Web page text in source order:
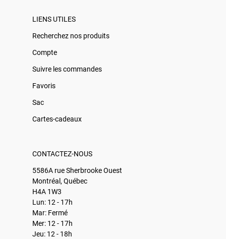
LIENS UTILES
Recherchez nos produits
Compte
Suivre les commandes
Favoris
Sac
Cartes-cadeaux
CONTACTEZ-NOUS
5586A rue Sherbrooke Ouest
Montréal, Québec
H4A 1W3
Lun: 12 - 17h
Mar: Fermé
Mer: 12 - 17h
Jeu: 12 - 18h